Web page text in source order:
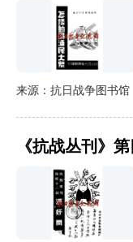
来源：抗日战争图书馆
《抗战丛刊》